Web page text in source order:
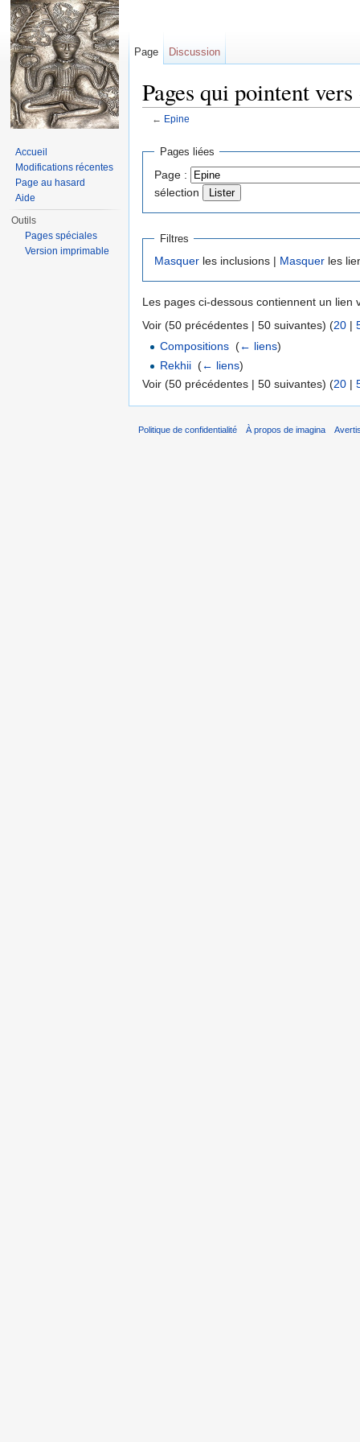
Pages qui pointent
← Epine
Pages liées
Page :
sélection
Filtres
Masquer les inclusions | Masquer les
Les pages ci-dessous contiennent un lien
Voir (50 précédentes | 50 suivantes) (20 |
Compositions (← liens)
Rekhii (← liens)
Voir (50 précédentes | 50 suivantes) (20 |
Page Discussion
Accueil
Modifications récentes
Page au hasard
Aide
Outils
Pages spéciales
Version imprimable
Politique de confidentialité À propos de imagina